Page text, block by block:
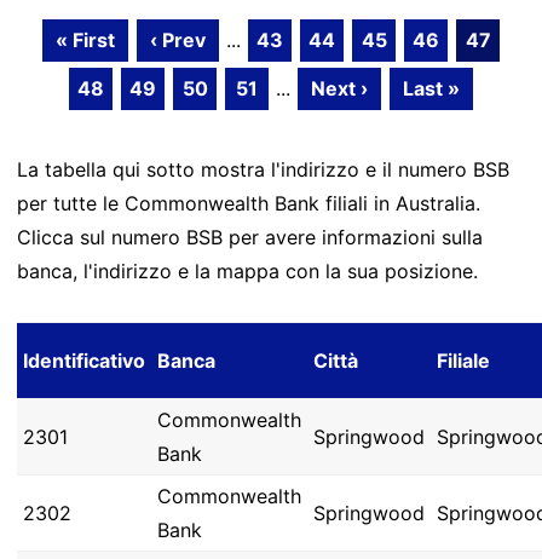
« First ‹ Prev ... 43 44 45 46
47
48
49 50 51 ... Next › Last »
La tabella qui sotto mostra l'indirizzo e il numero BSB
per tutte le Commonwealth Bank filiali in Australia.
Clicca sul numero BSB per avere informazioni sulla
banca, l'indirizzo e la mappa con la sua posizione.
Identificativo Banca Città Filiale
2301
Commonwealth
Bank
Springwood
2302
Commonwealth
Bank
Springwood